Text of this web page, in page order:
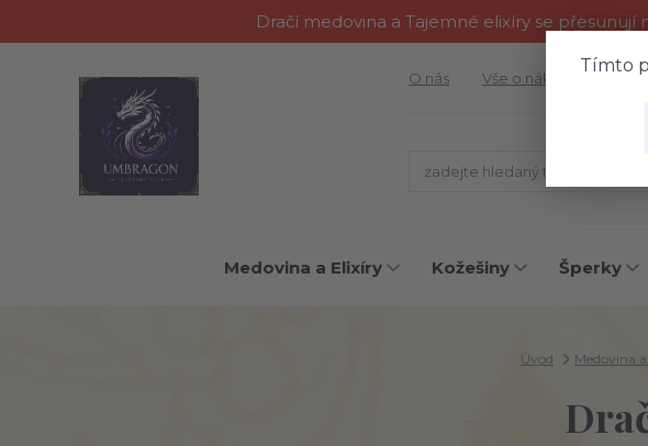
Dračí medovina a Tajemné elixíry se
Tímto
O nás Vše o nákupu
Medovina a Elixíry Kožešiny Šperky
Úvod Medovina